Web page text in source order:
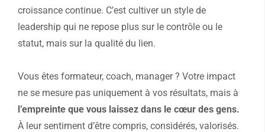
croissance continue. C’est cultiver un style de
leadership qui ne repose plus sur le contrôle ou le
statut, mais sur la qualité du lien.
Vous êtes formateur, coach, manager ? Votre impact
ne se mesure pas uniquement à vos résultats, mais à
l’empreinte que vous laissez dans le cœur des gens.
À leur sentiment d’être compris, considérés, valorisés.